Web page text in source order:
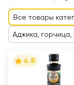
Все товары
Аджика, горчица,
4.8